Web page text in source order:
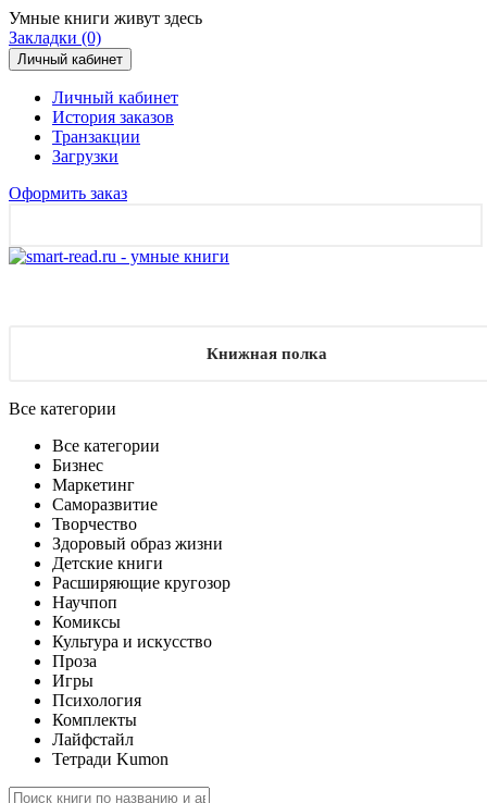
Умные книги живут здесь
Закладки (0)
Личный кабинет
Личный кабинет
История заказов
Транзакции
Загрузки
Оформить заказ
Книжная полка
Все категории
Все категории
Бизнес
Маркетинг
Саморазвитие
Творчество
Здоровый образ жизни
Детские книги
Расширяющие кругозор
Научпоп
Комиксы
Культура и искусство
Проза
Игры
Психология
Комплекты
Лайфстайл
Тетради Kumon